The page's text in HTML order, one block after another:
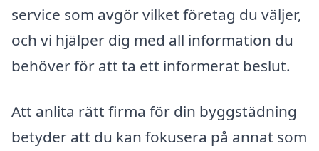
service som avgör vilket företag du väljer,
och vi hjälper dig med all information du
behöver för att ta ett informerat beslut.
Att anlita rätt firma för din byggstädning
betyder att du kan fokusera på annat som